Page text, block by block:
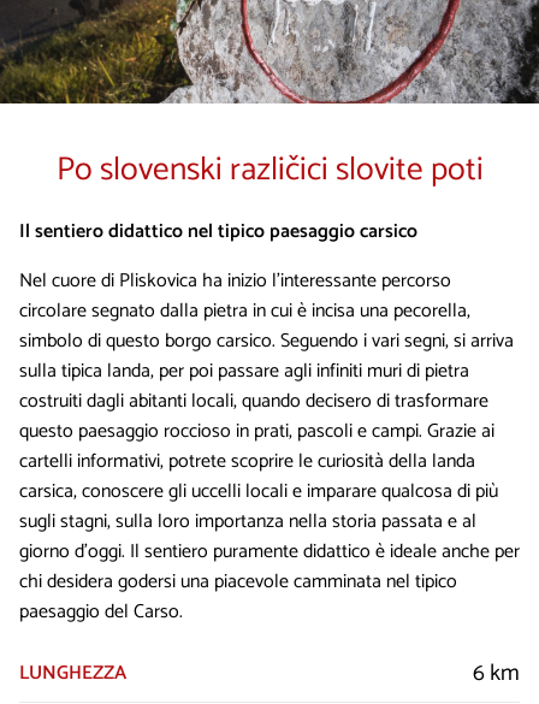
Po slovenski različici slovite poti
Il sentiero didattico nel tipico paesaggio carsico
Nel cuore di Pliskovica ha inizio l’interessante percorso
circolare segnato dalla pietra in cui è incisa una pecorella,
simbolo di questo borgo carsico. Seguendo i vari segni, si arriva
sulla tipica landa, per poi passare agli infiniti muri di pietra
costruiti dagli abitanti locali, quando decisero di trasformare
questo paesaggio roccioso in prati, pascoli e campi. Grazie ai
cartelli informativi, potrete scoprire le curiosità della landa
carsica, conoscere gli uccelli locali e imparare qualcosa di più
sugli stagni, sulla loro importanza nella storia passata e al
giorno d’oggi. Il sentiero puramente didattico è ideale anche per
chi desidera godersi una piacevole camminata nel tipico
paesaggio del Carso.
LUNGHEZZA
6 km